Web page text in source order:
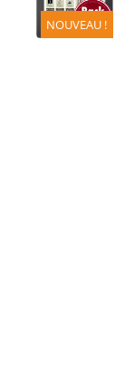
NOUVEAU !
/
DÉTAILS